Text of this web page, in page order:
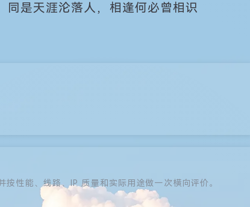
一道残阳铺水中，半江瑟瑟半江红
性能、线路、IP 质量和实际用途做一次横向评价。